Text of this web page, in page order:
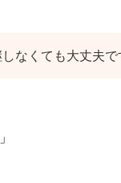
なくても大丈夫で